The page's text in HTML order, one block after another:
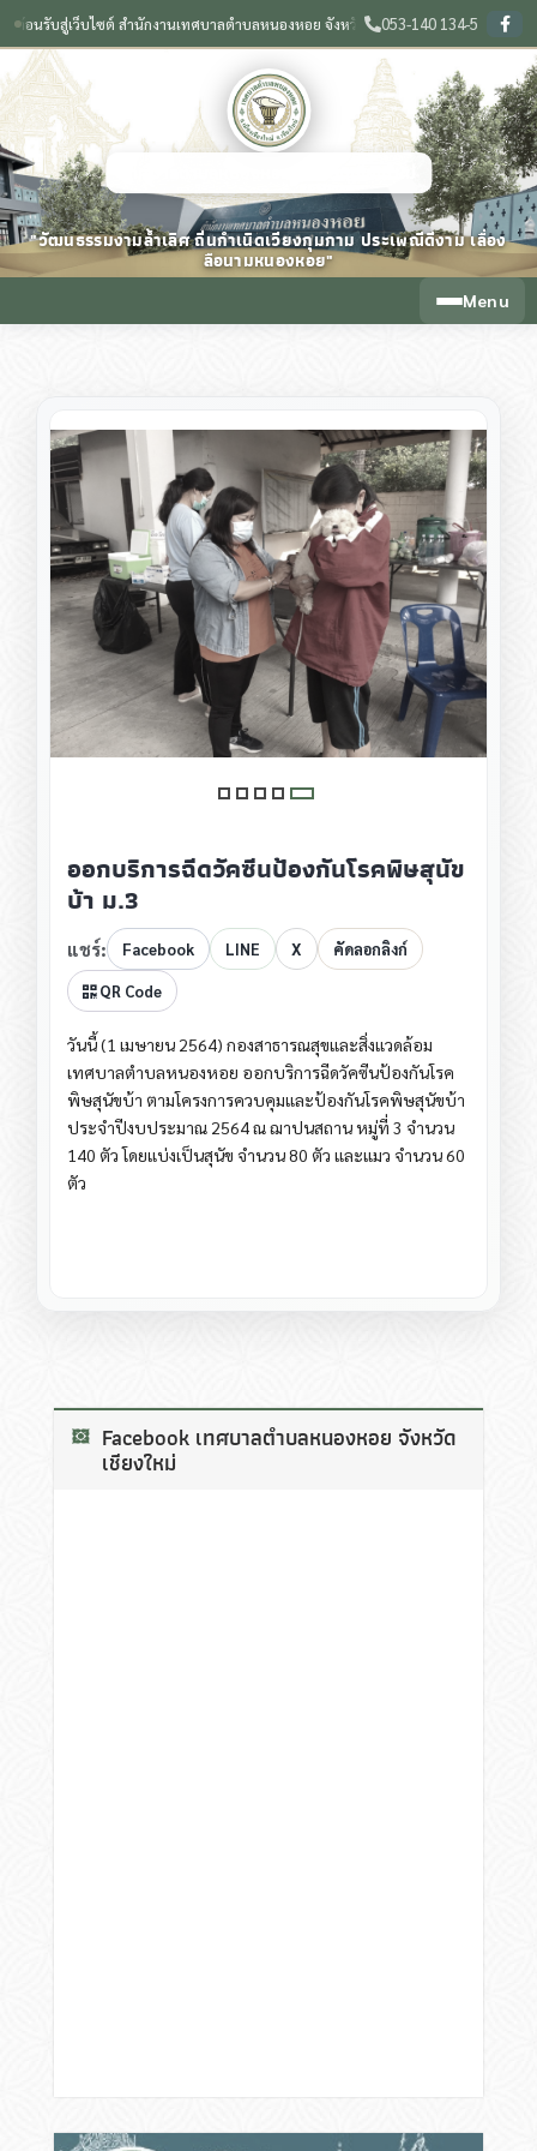
เว็บไซต์ สำนักงานเทศบาลตำบลหนองหอย จังหวัดเชียงใหม่ ❙ 🌟 วัฒนธรรมงามล้ำเ
053-140 134-5
"วัฒนธรรมงามล้ำเลิศ ถิ่นกำเนิดเวียงกุมกาม ประเพณีดีงาม เลื่อง
ลือนามหนองหอย"
Menu
ออกบริการฉีดวัคซีนป้องกันโรคพิษสุนัข
บ้า ม.3
แชร์: Facebook LINE X คัดลอกลิงก์
QR Code
วันนี้ (1 เมษายน 2564) กองสาธารณสุขและสิ่งแวดล้อม
เทศบาลตำบลหนองหอย ออกบริการฉีดวัคซีนป้องกันโรค
พิษสุนัขบ้า ตามโครงการควบคุมและป้องกันโรคพิษสุนัขบ้า
ประจำปีงบประมาณ 2564 ณ ฌาปนสถาน หมู่ที่ 3 จำนวน
140 ตัว โดยแบ่งเป็นสุนัข จำนวน 80 ตัว และแมว จำนวน 60
ตัว
Facebook เทศบาลตำบลหนองหอย จังหวัด
เชียงใหม่